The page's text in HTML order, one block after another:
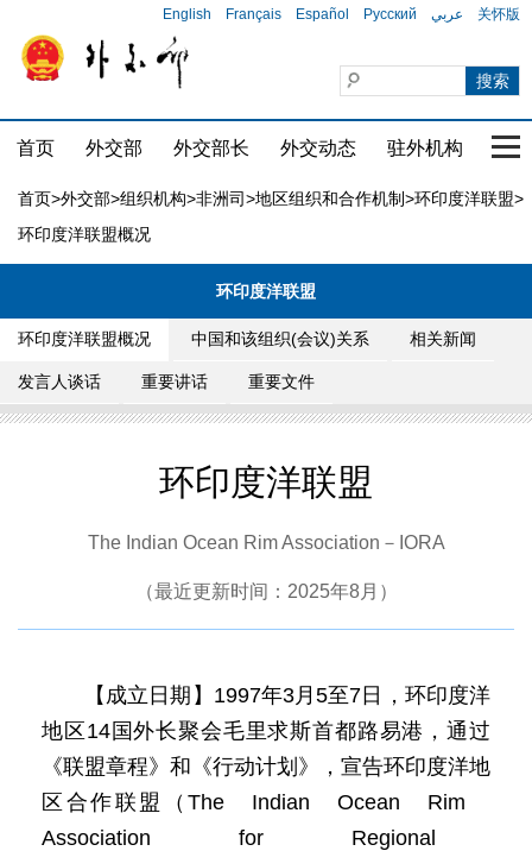
English Français Español Русский عربي 关怀版
首页 外交部 外交部长 外交动态 驻外机构 国
首页>外交部>组织机构>非洲司>地区组织和合作机制>环印度洋联盟>
环印度洋联盟概况
环印度洋联盟
环印度洋联盟概况 中国和该组织(会议)关系 相关新闻
发言人谈话 重要讲话 重要文件
环印度洋联盟
The Indian Ocean Rim Association－IORA
（最近更新时间：2025年8月）
【成立日期】1997年3月5至7日，环印度洋
地区14国外长聚会毛里求斯首都路易港，通过
《联盟章程》和《行动计划》，宣告环印度洋地
区合作联盟（The Indian Ocean Rim
Association for Regional